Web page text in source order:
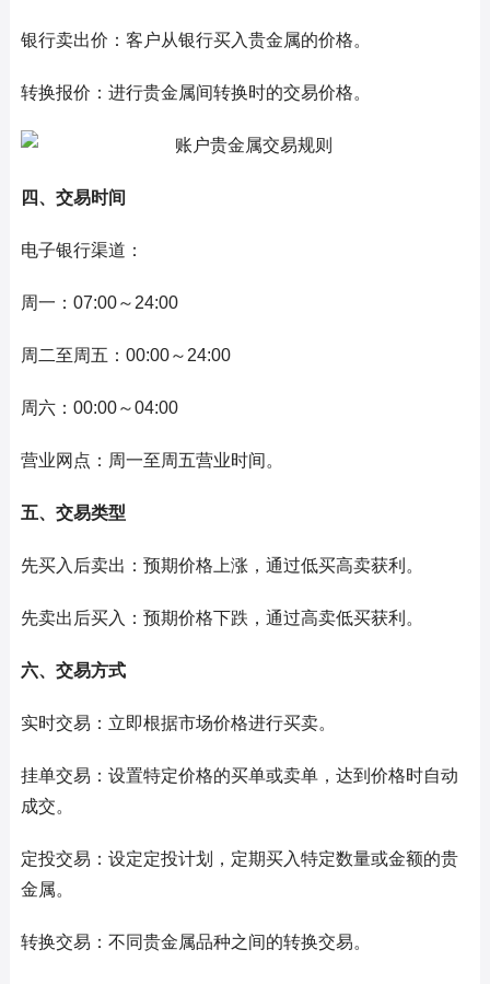
银行卖出价：客户从银行买入贵金属的价格。
转换报价：进行贵金属间转换时的交易价格。
四、交易时间
电子银行渠道：
周一：07:00～24:00
周二至周五：00:00～24:00
周六：00:00～04:00
营业网点：周一至周五营业时间。
五、交易类型
先买入后卖出：预期价格上涨，通过低买高卖获利。
先卖出后买入：预期价格下跌，通过高卖低买获利。
六、交易方式
实时交易：立即根据市场价格进行买卖。
挂单交易：设置特定价格的买单或卖单，达到价格时自动
成交。
定投交易：设定定投计划，定期买入特定数量或金额的贵
金属。
转换交易：不同贵金属品种之间的转换交易。